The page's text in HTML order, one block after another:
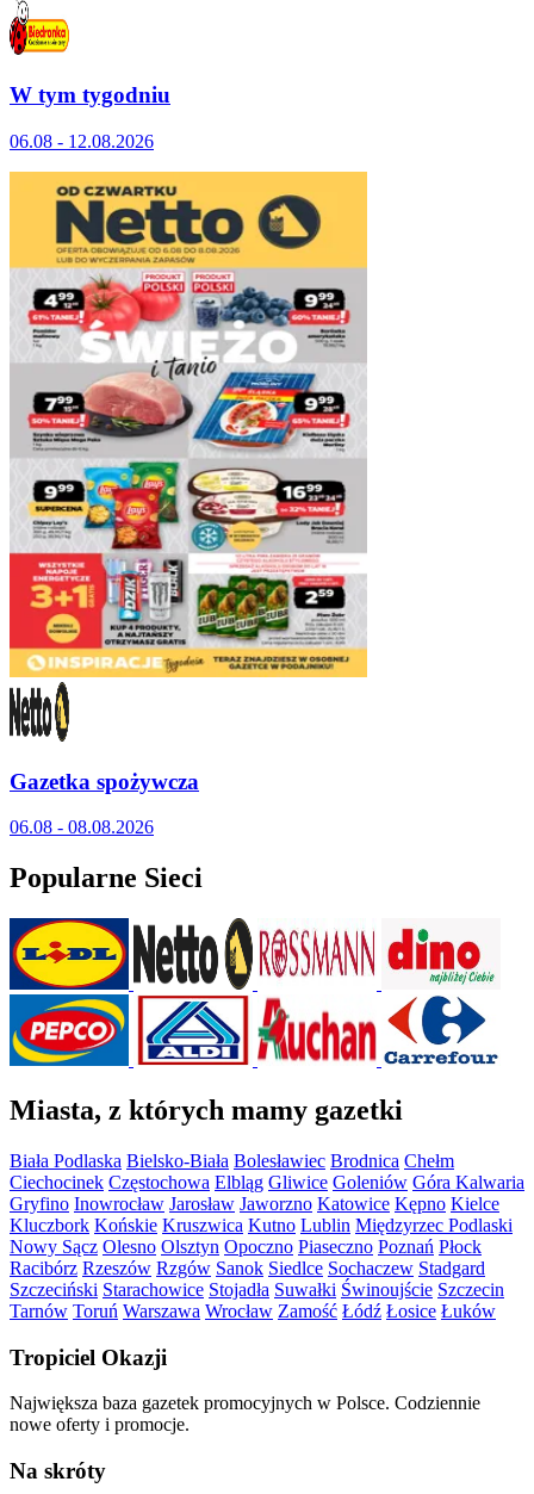
W tym tygodniu
06.08 - 12.08.2026
Gazetka spożywcza
06.08 - 08.08.2026
Popularne Sieci
Miasta, z których mamy gazetki
Biała Podlaska Bielsko-Biała Bolesławiec Brodnica Chełm
Ciechocinek Częstochowa Elbląg Gliwice Goleniów Góra Kalwaria
Gryfino Inowrocław Jarosław Jaworzno Katowice Kępno Kielce
Kluczbork Końskie Kruszwica Kutno Lublin Międzyrzec Podlaski
Nowy Sącz Olesno Olsztyn Opoczno Piaseczno Poznań Płock
Racibórz Rzeszów Rzgów Sanok Siedlce Sochaczew Stadgard
Szczeciński Starachowice Stojadła Suwałki Świnoujście Szczecin
Tarnów Toruń Warszawa Wrocław Zamość Łódź Łosice Łuków
Tropiciel Okazji
Największa baza gazetek promocyjnych w Polsce. Codziennie
nowe oferty i promocje.
Na skróty